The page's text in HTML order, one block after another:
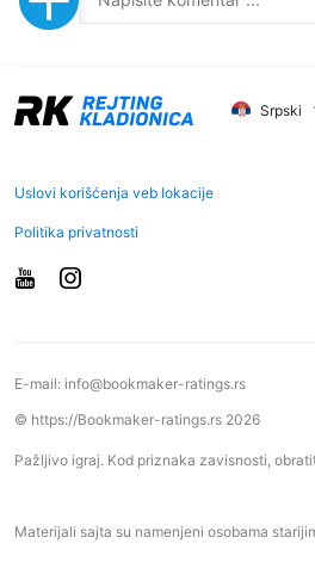
Srpski
Uslovi korišćenja veb lokacije
Politika privatnosti
E-mail: info@bookmaker-ratings.rs
© https://Bookmaker-ratings.rs 2026
Pažljivo igraj. Kod priznaka zavisnosti,
Materijali sajta su namenjeni osobama